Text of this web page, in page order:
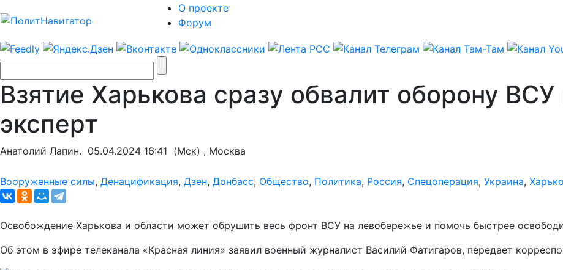
О проекте
Форум
Взятие Харькова сразу обвалит оборону
эксперт
Анатолий Лапин. 05.04.2024 16:41 (Мск) , Москва
Вооруженные силы, Денацификация, Дзен, Донбасс, Общество, Политика, Россия, Спецоперация, Украина,
Освобождение Харькова и области может обрушить весь фронт ВСУ на левобережье и помочь быстрее
Об этом в эфире телеканала «Красная линия» заявил военный журналист Василий Фатигаров, передает